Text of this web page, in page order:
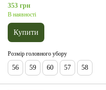
353 грн
В наявності
Купити
Розмір головного убору
56 59 60 57 58